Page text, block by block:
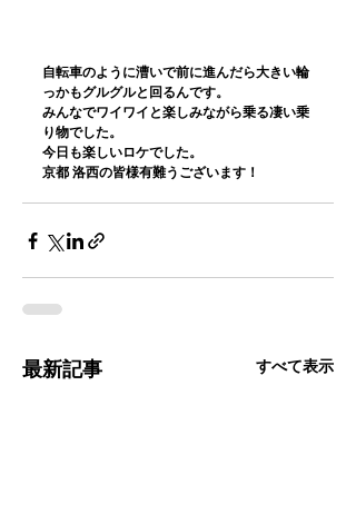
自転車のように漕いで前に進んだら大きい輪
っかもグルグルと回るんです。
みんなでワイワイと楽しみながら乗る凄い乗
り物でした。
今日も楽しいロケでした。
京都 洛西の皆様有難うございます！
最新記事 すべて表示